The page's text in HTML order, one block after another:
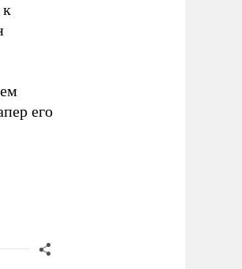
к
его